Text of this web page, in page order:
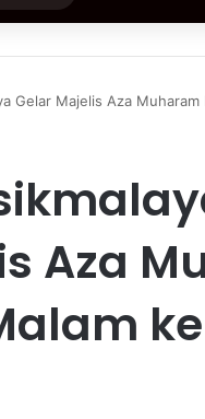
Gelar Majelis Aza
Aza